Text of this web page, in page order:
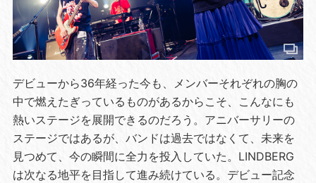
デビューから36年経った今も、メンバーそれぞれの胸の
中で燃えたぎっているものがあるからこそ、こんなにも
熱いステージを展開できるのだろう。アニバーサリーの
ステージではあるが、バンドは過去ではなくて、未来を
見つめて、今の瞬間に全力を投入していた。LINDBERG
は次なる地平を目指して進み続けている。デビュー記念